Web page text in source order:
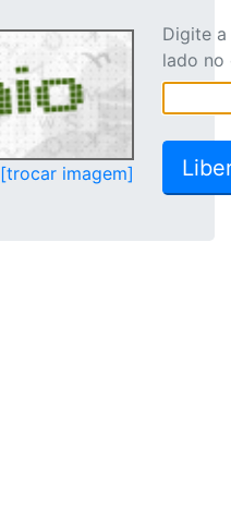
[trocar imagem]
Digite
lado no